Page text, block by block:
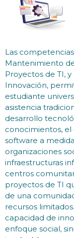
Las
Mantenimiento
Proyectos de TI,
Innovación,
estudiante
asistencia
desarrollo
conocimientos,
software a
organizaciones
infraestructuras
centros
proyectos de TI
de una
recursos
capacidad de
enfoque social,